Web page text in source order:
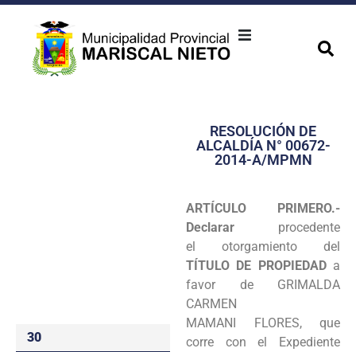
Transparencia
Programas
Intranet
30
RESOLUCIÓN DE
ALCALDÍA N° 00672-
2014-A/MPMN
ARTÍCULO PRIMERO.-
Declarar procedente
el otorgamiento del
TÍTULO DE PROPIEDADa
favor de GRIMALDA
CARMEN
MAMANI FLORES, que
corre con el Expediente